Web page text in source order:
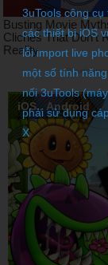
iOS , Android
3uTools công cụ
các thiết bị iOS
lỗi import live
một số tính
nối 3uTools
phải sử dụng
X